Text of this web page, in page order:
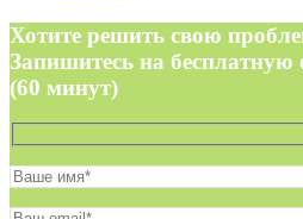
Хотите решить свою
Запишитесь на бесплатную
(60 минут)